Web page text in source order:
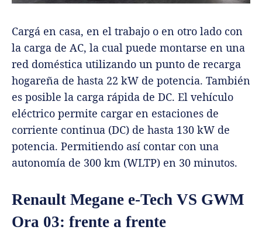
Cargá en casa, en el trabajo o en otro lado con
la carga de AC, la cual puede montarse en una
red doméstica utilizando un punto de recarga
hogareña de hasta 22 kW de potencia. También
es posible la carga rápida de DC. El vehículo
eléctrico permite cargar en estaciones de
corriente continua (DC) de hasta 130 kW de
potencia. Permitiendo así contar con una
autonomía de 300 km (WLTP) en 30 minutos.
Renault Megane e-Tech VS GWM
Ora 03: frente a frente